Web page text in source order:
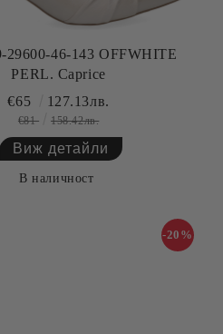
29600-46-143 OFFWHITE
PERL. Caprice
€65 127.13лв.
€81 158.42лв.
Виж детайли
В наличност
-20%